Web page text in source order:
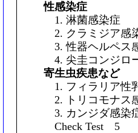
性感染症
1. 淋菌感染症
2. クラミジア感
3. 性器ヘルペス
4. 尖圭コンジロ
寄生虫疾患など
1. フィラリア性
2. トリコモナス
3. カンジダ感染
Check Test 5